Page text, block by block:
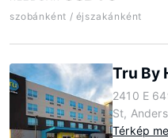
szobánként / éjszakánként
Tru By
2410 E
St,
Térkép